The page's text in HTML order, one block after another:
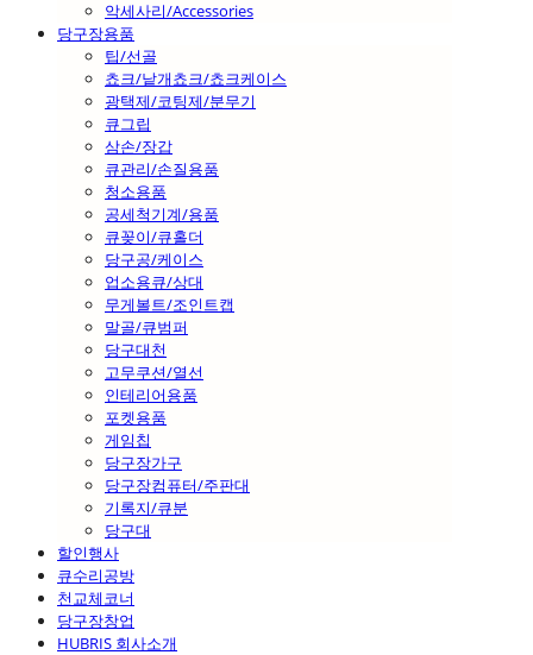
악세사리/Accessories
당구장용품
팁/선골
쵸크/낱개쵸크/쵸크케이스
광택제/코팅제/분무기
큐그립
삼손/장갑
큐관리/손질용품
청소용품
공세척기계/용품
큐꽂이/큐홀더
당구공/케이스
업소용큐/상대
무게볼트/조인트캡
말골/큐범퍼
당구대천
고무쿠션/열선
인테리어용품
포켓용품
게임칩
당구장가구
당구장컴퓨터/주판대
기록지/큐분
당구대
할인행사
큐수리공방
천교체코너
당구장창업
HUBRIS 회사소개